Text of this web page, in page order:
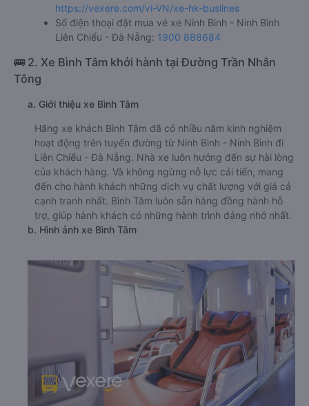
https://vexere.com/vi-VN/xe-hk-buslines
Số điện thoại đặt mua vé xe Ninh Bình - Ninh Bình
Liên Chiểu - Đà Nẵng: 1900 888684
🚌 2. Xe Bình Tâm khởi hành tại Đường Trần Nhân
Tông
a. Giới thiệu xe Bình Tâm
Hãng xe khách Bình Tâm đã có nhiều năm kinh nghiệm
hoạt động trên tuyến đường từ Ninh Bình - Ninh Bình đi
Liên Chiểu - Đà Nẵng. Nhà xe luôn hướng đến sự hài lòng
của khách hàng. Và không ngừng nỗ lực cải tiến, mang
đến cho hành khách những dịch vụ chất lượng với giá cả
cạnh tranh nhất. Bình Tâm luôn sẵn hàng đồng hành hỗ
trợ, giúp hành khách có những hành trình đáng nhớ nhất.
b. Hình ảnh xe Bình Tâm